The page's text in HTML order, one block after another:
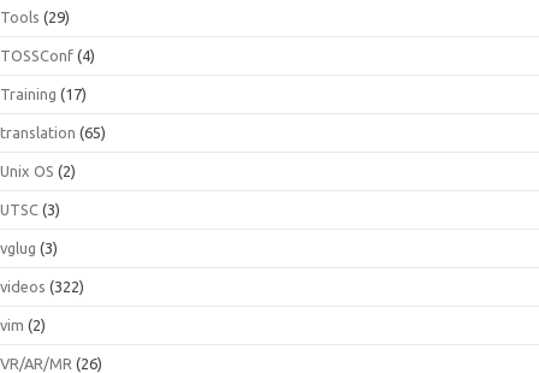
Tools (29)
TOSSConf (4)
Training (17)
translation (65)
Unix OS (2)
UTSC (3)
vglug (3)
videos (322)
vim (2)
VR/AR/MR (26)